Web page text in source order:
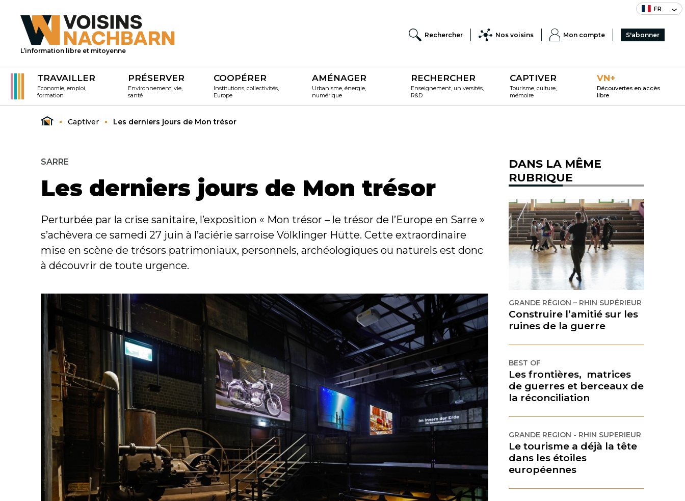
FR
L’information libre et mitoyenne
Rechercher Nos voisins Mon compte S'abonner
TRAVAILLER
Economie, emploi,
formation
PRÉSERVER
Environnement, vie,
santé
COOPÉRER
Institutions, collectivités,
Europe
AMÉNAGER
Urbanisme, énergie,
numérique
RECHERCHER
Enseignement, universités,
R&D
CAPTIVER
Tourisme, culture,
mémoire
VN+
Découvertes en accès
libre
Captiver Les derniers jours de Mon trésor
SARRE
Les derniers jours de Mon trésor
Perturbée par la crise sanitaire, l’exposition « Mon trésor – le trésor de l’Europe en Sarre »
s’achèvera ce samedi 27 juin à l’aciérie sarroise Völklinger Hütte. Cette extraordinaire
mise en scène de trésors patrimoniaux, personnels, archéologiques ou naturels est donc
à découvrir de toute urgence.
DANS LA MÊME
RUBRIQUE
GRANDE RÉGION – RHIN SUPÉRIEUR
Construire l’amitié sur les
ruines de la guerre
BEST OF
Les frontières, matrices
de guerres et berceaux de
la réconciliation
GRANDE REGION - RHIN SUPERIEUR
Le tourisme a déjà la tête
dans les étoiles
européennes